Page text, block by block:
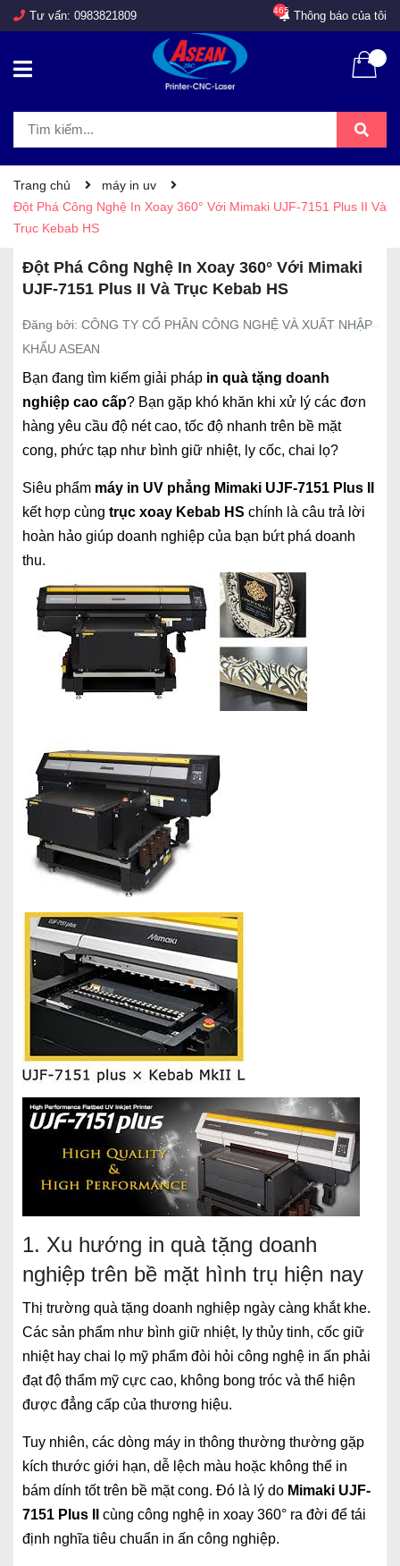
Tư vấn: 0983821809 Thông báo của tôi
465
Trang chủ
máy in uv
Đột Phá Công Nghệ In Xoay 360° Với Mimaki UJF-7151 Plus II Và
Trục Kebab HS
Đột Phá Công Nghệ In Xoay 360° Với Mimaki
UJF-7151 Plus II Và Trục Kebab HS
Đăng bởi: CÔNG TY CỔ PHẦN CÔNG NGHỆ VÀ XUẤT NHẬP
KHẨU ASEAN
Bạn đang tìm kiếm giải pháp in quà tặng doanh
nghiệp cao cấp? Bạn gặp khó khăn khi xử lý các đơn
hàng yêu cầu độ nét cao, tốc độ nhanh trên bề mặt
cong, phức tạp như bình giữ nhiệt, ly cốc, chai lọ?
Siêu phẩm máy in UV phẳng Mimaki UJF-7151 Plus II
kết hợp cùng trục xoay Kebab HS chính là câu trả lời
hoàn hảo giúp doanh nghiệp của bạn bứt phá doanh
thu.
1. Xu hướng in quà tặng doanh
nghiệp trên bề mặt hình trụ hiện nay
Thị trường quà tặng doanh nghiệp ngày càng khắt khe.
Các sản phẩm như bình giữ nhiệt, ly thủy tinh, cốc giữ
nhiệt hay chai lọ mỹ phẩm đòi hỏi công nghệ in ấn phải
đạt độ thẩm mỹ cực cao, không bong tróc và thể hiện
được đẳng cấp của thương hiệu.
Tuy nhiên, các dòng máy in thông thường thường gặp
kích thước giới hạn, dễ lệch màu hoặc không thể in
bám dính tốt trên bề mặt cong. Đó là lý do Mimaki UJF-
7151 Plus II
cùng công nghệ in xoay 360° ra đời để tái
định nghĩa tiêu chuẩn in ấn công nghiệp.